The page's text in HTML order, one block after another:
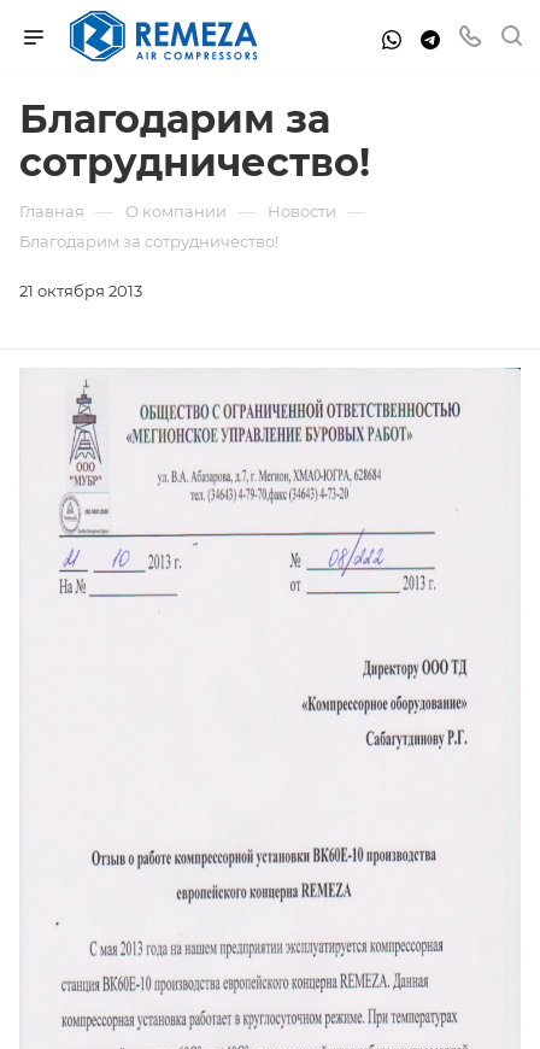
Благодарим за
сотрудничество!
Главная — О компании — Новости —
Благодарим за сотрудничество!
21 октября 2013